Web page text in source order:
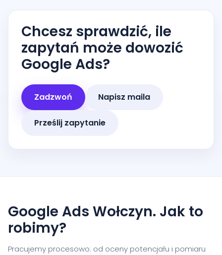
Chcesz sprawdzić, ile
zapytań może dowozić
Google Ads?
Zadzwoń Napisz maila
Prześlij zapytanie
Google Ads Wołczyn. Jak to
robimy?
Pracujemy procesowo: od oceny potencjału i pomiaru